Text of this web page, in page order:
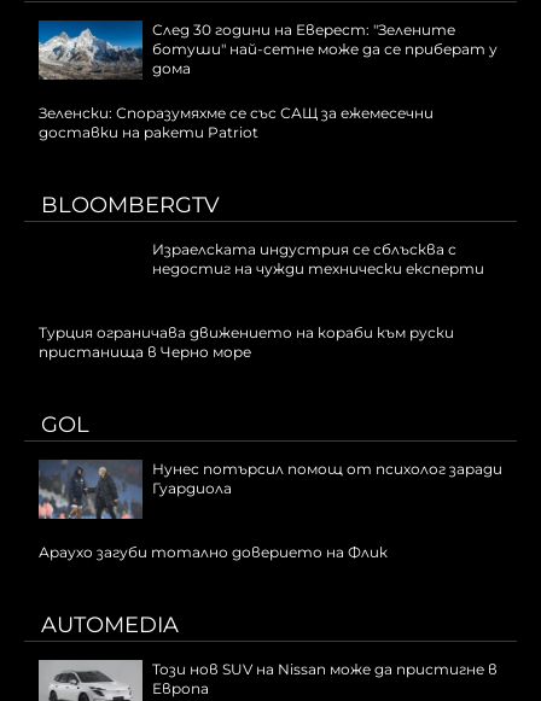
След 30 години на Еверест: "Зелените
ботуши" най-сетне може да се приберат у
дома
Зеленски: Споразумяхме се със САЩ за ежемесечни
доставки на ракети Patriot
BLOOMBERGTV
Израелската индустрия се сблъсква с
недостиг на чужди технически експерти
Турция ограничава движението на кораби към руски
пристанища в Черно море
GOL
Нунес потърсил помощ от психолог заради
Гуардиола
Араухо загуби тотално доверието на Флик
AUTOMEDIA
Този нов SUV на Nissan може да пристигне в
Европа